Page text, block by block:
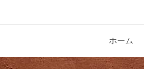
ホーム